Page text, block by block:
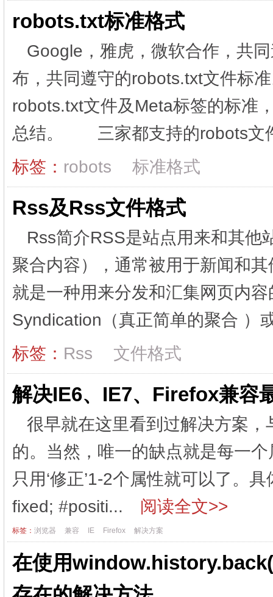
robots.txt标准格式
Google，雅虎，微软合作，共
布，共同遵守的robots.txt文件标
robots.txt文件及Meta标签的标准
总结。 三家都支持的robots文
标签： robots 标准格式
Rss及Rss文件格式
Rss简介RSS是站点用来和其他
聚合内容），通常被用于新闻和
就是一种用来分发和汇集网页内
Syndication（真正简单的聚合 ）
标签： Rss 文件格式
解决IE6、IE7、Firefox兼容
很早就在这里看到过解决方案
的。当然，唯一的缺点就是每一
只用‘修正’1-2个属性就可以了。
fixed; #positi...
阅读全文>>
标签： 浏览器 兼容 IE Firefox 解决方案
在使用